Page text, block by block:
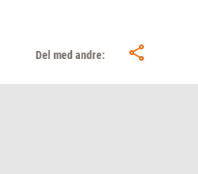
Del med andre: